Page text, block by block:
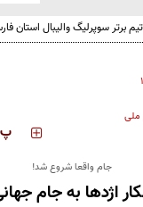
برتر سوپرلیگ والیبال استان
ملی
‍‍‍ پ
جام واقعا شروع شد!
اژدها به جام